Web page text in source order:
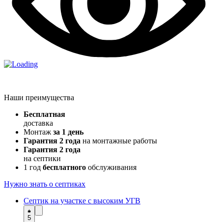
Наши преимущества
Бесплатная
доставка
Монтаж за 1 день
Гарантия 2 года на монтажные работы
Гарантия 2 года
на септики
1 год бесплатного обслуживания
Нужно знать о септиках
Септик на участке с высоким УГВ
5